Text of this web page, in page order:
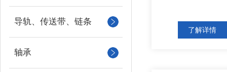
导轨、传送带、链条
轴承
了解详情